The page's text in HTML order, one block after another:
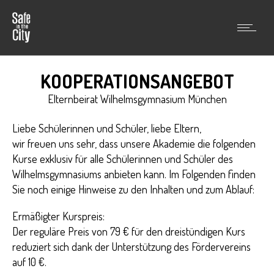
KOOPERATIONSANGEBOT
Elternbeirat Wilhelmsgymnasium München
Liebe Schülerinnen und Schüler, liebe Eltern,
wir freuen uns sehr, dass unsere Akademie die folgenden
Kurse exklusiv für alle Schülerinnen und Schüler des
Wilhelmsgymnasiums anbieten kann. Im Folgenden finden
Sie noch einige Hinweise zu den Inhalten und zum Ablauf:
Ermäßigter Kurspreis:
Der reguläre Preis von 79 € für den dreistündigen Kurs
reduziert sich dank der Unterstützung des Fördervereins
auf 10 €.